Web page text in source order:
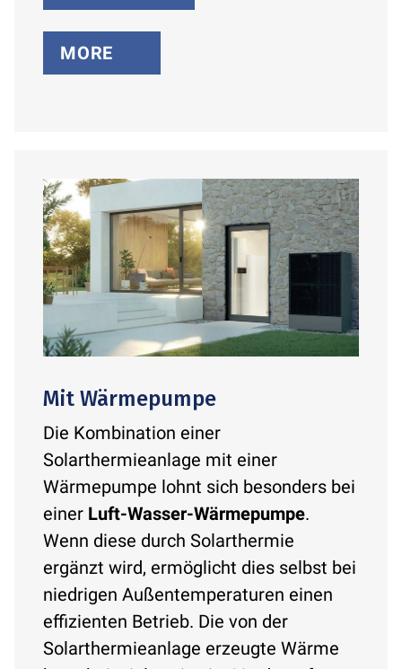
MORE
Mit Wärmepumpe
Die Kombination einer
Solarthermieanlage mit einer
Wärmepumpe lohnt sich besonders bei
einer Luft-Wasser-Wärmepumpe.
Wenn diese durch Solarthermie
ergänzt wird, ermöglicht dies selbst bei
niedrigen Außentemperaturen einen
effizienten Betrieb. Die von der
Solarthermieanlage erzeugte Wärme